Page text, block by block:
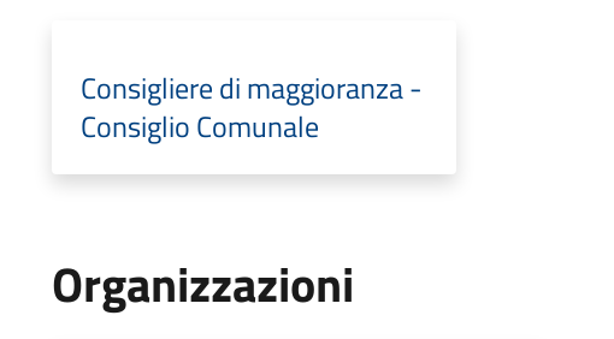
Consigliere di maggioranza -
Consiglio Comunale
Organizzazioni